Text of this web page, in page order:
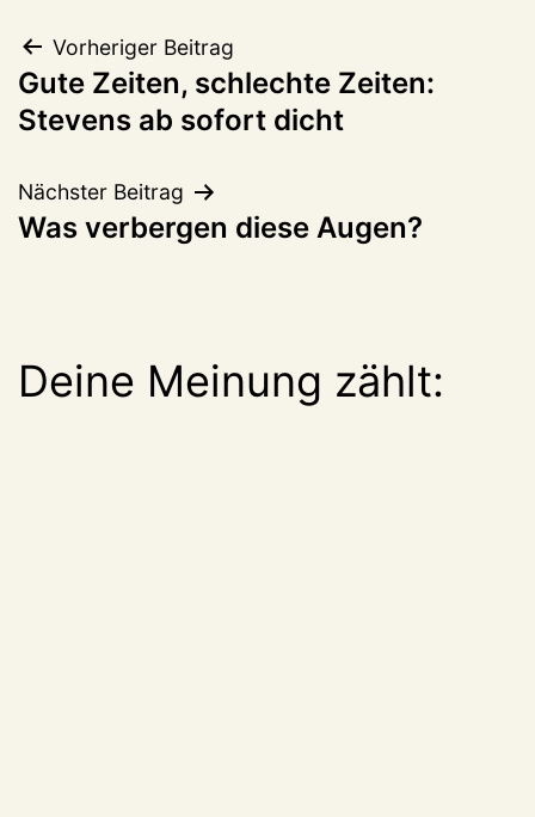
Beitragsnavigation
Vorheriger Beitrag
Gute Zeiten, schlechte Zeiten:
Stevens ab sofort dicht
Nächster Beitrag
Was verbergen diese Augen?
Deine Meinung zählt: